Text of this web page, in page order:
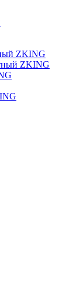
ZKING
ZKING